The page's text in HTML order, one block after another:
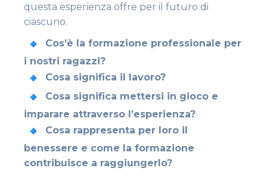
questa esperienza offre per il futuro di
ciascuno.
Cos’è la formazione professionale per
i nostri ragazzi?
Cosa significa il lavoro?
Cosa significa mettersi in gioco e
imparare attraverso l’esperienza?
Cosa rappresenta per loro il
benessere e come la formazione
contribuisce a raggiungerlo?